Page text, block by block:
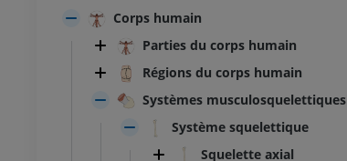
Corps humain
Parties du corps humain
Régions du corps humain
Systèmes musculosquelettiques
Système squelettique
Squelette axial